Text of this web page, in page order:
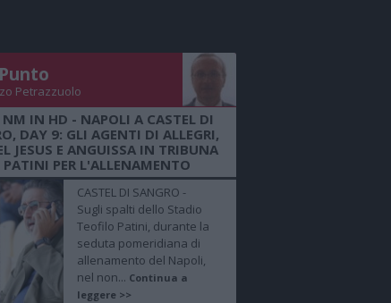
Petrazzuolo
IN HD - NAPOLI A CASTEL DI
DAY 9: GLI AGENTI DI ALLEGRI,
JESUS E ANGUISSA IN TRIBUNA
PATINI PER L'ALLENAMENTO
CASTEL DI SANGRO -
Sugli spalti dello Stadio
Teofilo Patini, durante la
seduta pomeridiana di
allenamento del Napoli,
nel non... Continua a
leggere >>